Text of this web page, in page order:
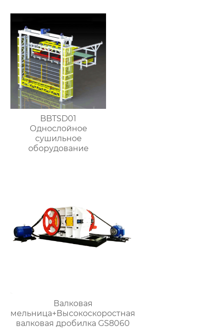
BBTSD01
Однослойное
сушильное
оборудование
Валковая
мельница+Высокоскоростная
валковая дробилка GS8060